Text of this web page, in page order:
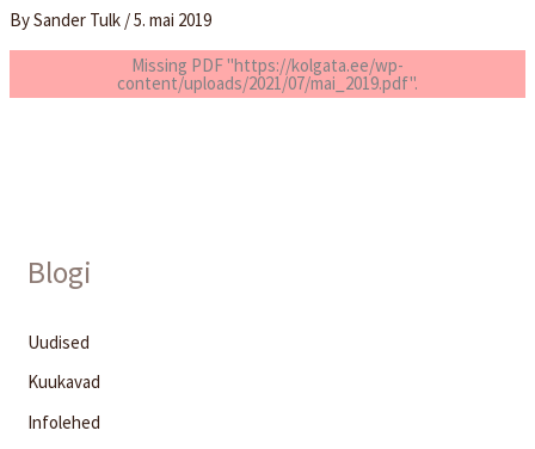
BySander Tulk /5. mai 2019
Missing PDF "https://kolgata.ee/wp-
content/uploads/2021/07/mai_2019.pdf".
Blogi
Uudised
Kuukavad
Infolehed